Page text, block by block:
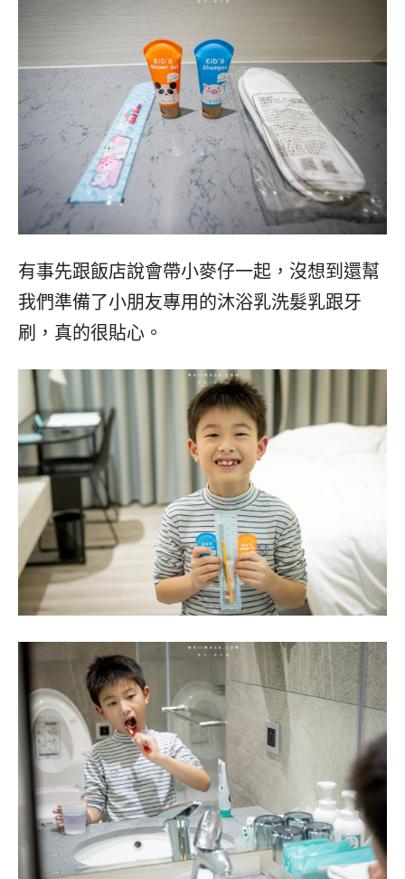
有事先跟飯店說會帶小麥仔一起，沒想到還幫
我們準備了小朋友專用的沐浴乳洗髮乳跟牙
刷，真的很貼心。